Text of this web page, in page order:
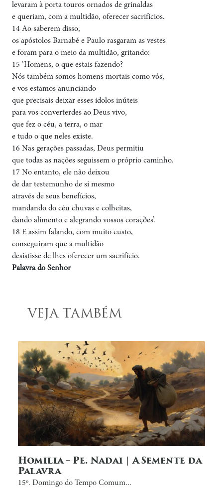
levaram à porta touros ornados de grinaldas
e queriam, com a multidão, oferecer sacrifícios.
14 Ao saberem disso,
os apóstolos Barnabé e Paulo rasgaram as vestes
e foram para o meio da multidão, gritando:
15 ‘Homens, o que estais fazendo?
Nós também somos homens mortais como vós,
e vos estamos anunciando
que precisais deixar esses ídolos inúteis
para vos converterdes ao Deus vivo,
que fez o céu, a terra, o mar
e tudo o que neles existe.
16 Nas gerações passadas, Deus permitiu
que todas as nações seguissem o próprio caminho.
17 No entanto, ele não deixou
de dar testemunho de si mesmo
através de seus benefícios,
mandando do céu chuvas e colheitas,
dando alimento e alegrando vossos coraçðes’.
18 E assim falando, com muito custo,
conseguiram que a multidão
desistisse de lhes oferecer um sacrifício.
Palavra do Senhor
VEJA TAMBÉM
Homilia – Pe. Nadai | A Semente da
Palavra
15º. Domingo do Tempo Comum...